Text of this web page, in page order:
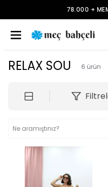
78.000 +
RELAX SOU 6 ürün